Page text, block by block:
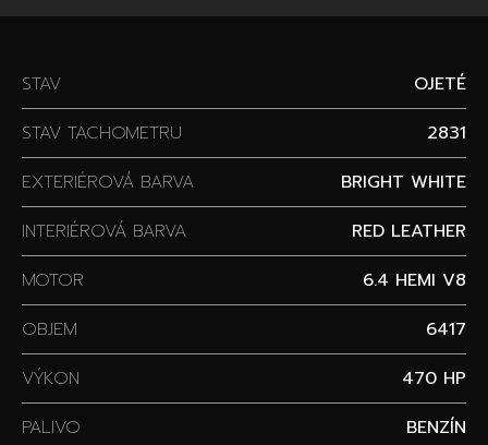
STAV
OJETÉ
STAV TACHOMETRU
2831
EXTERIÉROVÁ BARVA
BRIGHT WHITE
INTERIÉROVÁ BARVA
RED LEATHER
MOTOR
6.4 HEMI V8
OBJEM
6417
VÝKON
470 HP
PALIVO
BENZÍN